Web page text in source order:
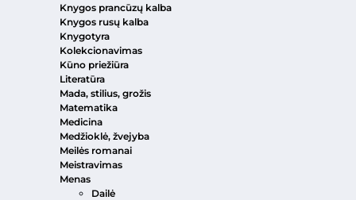
Knygos prancūzų kalba
Knygos rusų kalba
Knygotyra
Kolekcionavimas
Kūno priežiūra
Literatūra
Mada, stilius, grožis
Matematika
Medicina
Medžioklė, žvejyba
Meilės romanai
Meistravimas
Menas
Dailė